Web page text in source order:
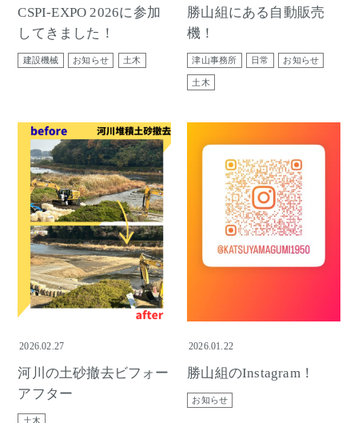
CSPI-EXPO 2026に参加
してきました！
建設機械 お知らせ 土木
勝山組にある自動販売
機！
津山事務所 日常 お知らせ
土木
2026.02.27
河川の土砂撤去ビフォー
アフター
土木
2026.01.22
勝山組のInstagram！
お知らせ